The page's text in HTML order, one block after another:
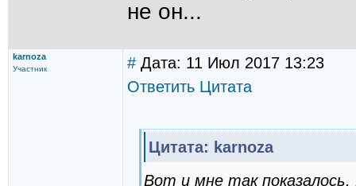
не он...
karnoza
Участник # Дата: 11 Июл 2017 13:23
Ответить Цитата
Цитата: karnoza
Вот и мне так